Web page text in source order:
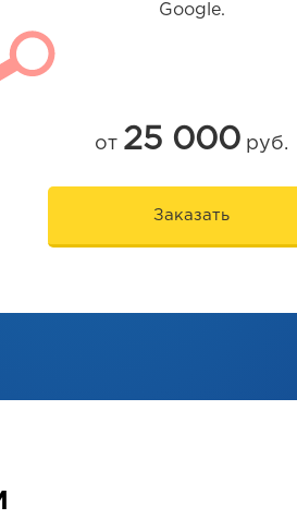
Google.
от 25 000 руб.
Заказать